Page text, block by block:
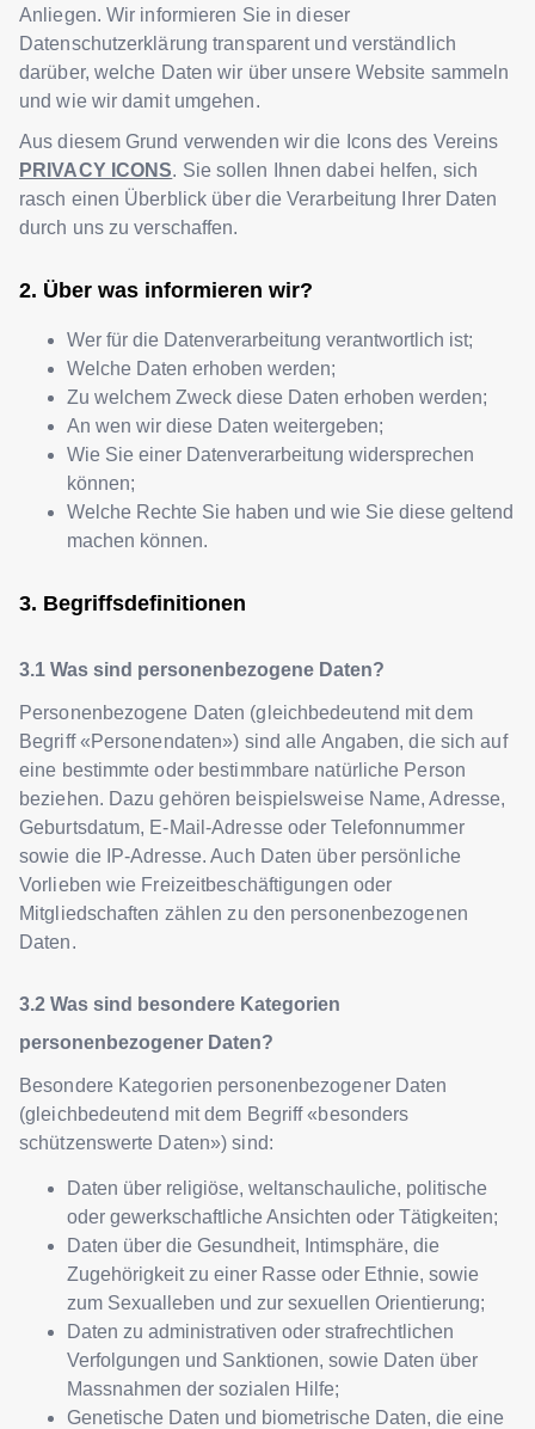
Anliegen. Wir informieren Sie in dieser
Datenschutzerklärung transparent und verständlich
darüber, welche Daten wir über unsere Website sammeln
und wie wir damit umgehen.
Aus diesem Grund verwenden wir die Icons des Vereins
PRIVACY ICONS. Sie sollen Ihnen dabei helfen, sich
rasch einen Überblick über die Verarbeitung Ihrer Daten
durch uns zu verschaffen.
Über was informieren wir?
Wer für die Datenverarbeitung verantwortlich ist;
Welche Daten erhoben werden;
Zu welchem Zweck diese Daten erhoben werden;
An wen wir diese Daten weitergeben;
Wie Sie einer Datenverarbeitung widersprechen
können;
Welche Rechte Sie haben und wie Sie diese geltend
machen können.
Begriffsdefinitionen
Was sind personenbezogene Daten?
Personenbezogene Daten (gleichbedeutend mit dem
Begriff «Personendaten») sind alle Angaben, die sich auf
eine bestimmte oder bestimmbare natürliche Person
beziehen. Dazu gehören beispielsweise Name, Adresse,
Geburtsdatum, E-Mail-Adresse oder Telefonnummer
sowie die IP-Adresse. Auch Daten über persönliche
Vorlieben wie Freizeitbeschäftigungen oder
Mitgliedschaften zählen zu den personenbezogenen
Daten.
Was sind besondere Kategorien
personenbezogener Daten?
Besondere Kategorien personenbezogener Daten
(gleichbedeutend mit dem Begriff «besonders
schützenswerte Daten») sind:
Daten über religiöse, weltanschauliche, politische
oder gewerkschaftliche Ansichten oder Tätigkeiten;
Daten über die Gesundheit, Intimsphäre, die
Zugehörigkeit zu einer Rasse oder Ethnie, sowie
zum Sexualleben und zur sexuellen Orientierung;
Daten zu administrativen oder strafrechtlichen
Verfolgungen und Sanktionen, sowie Daten über
Massnahmen der sozialen Hilfe;
Genetische Daten und biometrische Daten, die eine